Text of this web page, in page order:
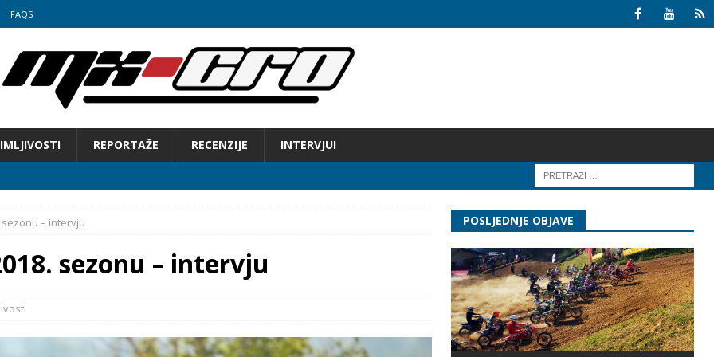
FAQS
REPORTAŽE RECENZIJE INTERVJUI
u motocrossu
– intervju
sezonu – intervju
POSLJEDNJE OBJAVE